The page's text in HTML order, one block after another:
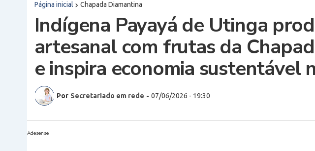
Página inicial Chapada Diamantina
Indígena Payayá de Utinga
artesanal com frutas da
e inspira economia sustentável
Por Secretariado em rede - 07/06/2026 - 19:30
Adesense